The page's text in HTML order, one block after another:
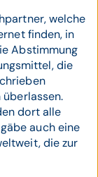
welche
finden, in
Abstimmung
die
dort alle
auch eine
die zur